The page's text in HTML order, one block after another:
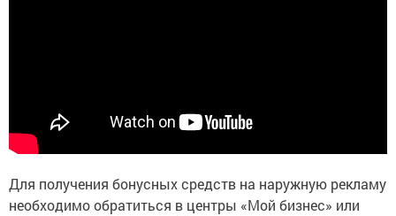
Для получения бонусных средств на наружную рекламу
необходимо обратиться в центры «Мой бизнес» или